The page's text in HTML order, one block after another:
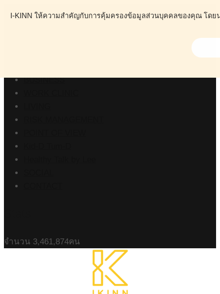
I-KINN ให้ความสำคัญกับการคุ้มครองข้อมูลส่วนบุคคลของคุณ โดย
BUSINESS
จำนวน 3,461,874คน